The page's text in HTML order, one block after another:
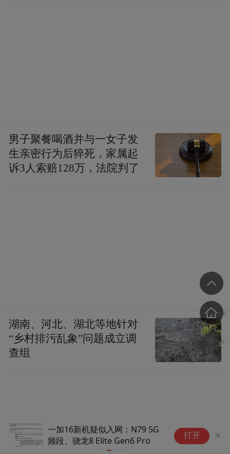
一加16新机疑似入网：N79 5G
频段、骁龙8 Elite Gen6 Pro
打开
男子聚餐喝酒并与一女子发
生亲密行为后猝死，家属起
诉3人索赔128万，法院判了
湖南、河北、湖北等地针对
“乡村排污乱象”问题成立调
查组